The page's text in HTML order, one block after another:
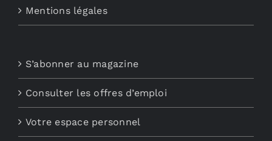
Mentions légales
S’abonner au magazine
Consulter les offres d’emploi
Votre espace personnel